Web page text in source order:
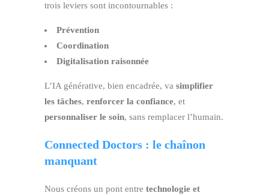
trois leviers sont incontournables :
Prévention
Coordination
Digitalisation raisonnée
L’IA générative, bien encadrée, va simplifier
les tâches, renforcer la confiance, et
personnaliser le soin, sans remplacer l’humain.
Connected Doctors : le chaînon
manquant
Nous créons un pont entre technologie et